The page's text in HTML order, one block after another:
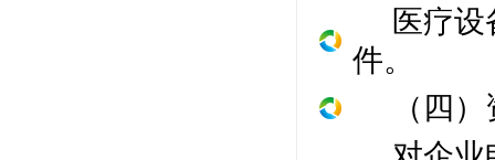
医疗
件。
（四）